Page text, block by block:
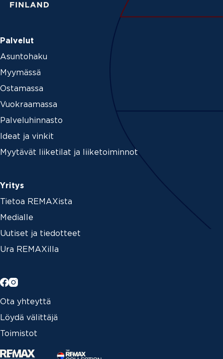
Palvelut
Asuntohaku
Myymässä
Ostamassa
Vuokraamassa
Palveluhinnasto
Ideat ja vinkit
Myytävät liiketilat ja liiketoiminnot
Yritys
Tietoa REMAXista
Medialle
Uutiset ja tiedotteet
Ura REMAXilla
Ota yhteyttä
Löydä välittäjä
Toimistot